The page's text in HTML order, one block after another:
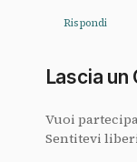
Rispondi
Lascia un
Vuoi
Sentitevi